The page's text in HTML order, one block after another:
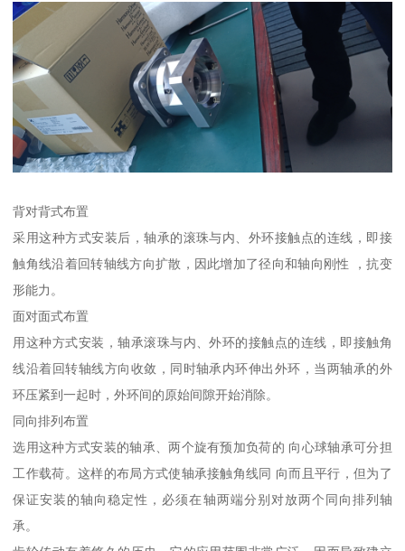
背对背式布置
采用这种方式安装后，轴承的滚珠与内、外环接触点的连线，即接
触角线沿着回转轴线方向扩散，因此增加了径向和轴向刚性 ，抗变
形能力。
面对面式布置
用这种方式安装，轴承滚珠与内、外环的接触点的连线，即接触角
线沿着回转轴线方向收敛，同时轴承内环伸出外环，当两轴承的外
环压紧到一起时，外环间的原始间隙开始消除。
同向排列布置
选用这种方式安装的轴承、两个旋有预加负荷的 向心球轴承可分担
工作载荷。这样的布局方式使轴承接触角线同 向而且平行，但为了
保证安装的轴向稳定性，必须在轴两端分别对放两个同向排列轴
承。